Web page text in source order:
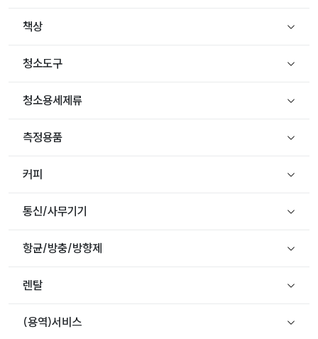
책상
청소도구
청소용세제류
측정용품
커피
통신/사무기기
항균/방충/방향제
렌탈
(용역)서비스